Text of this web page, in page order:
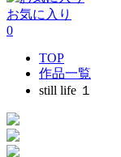
お気に入り
0
TOP
作品一覧
still life １